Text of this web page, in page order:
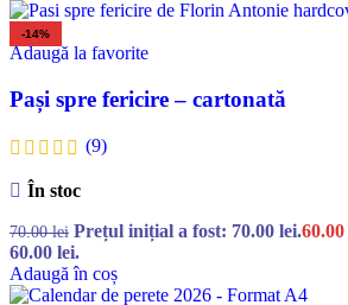
-14%
Adaugă la favorite
Pași spre fericire – cartonată
(9)
În stoc
70.00lei Prețul inițial a fost: 70.00 lei.60.00
60.00 lei.
Adaugă în coș